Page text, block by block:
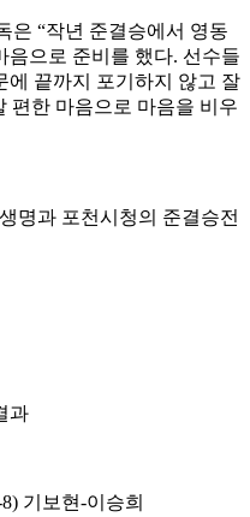
은 “작년 준결승에서 영동
음으로 준비를 했다. 선수들
에 끝까지 포기하지 않고 잘
편한 마음으로 마음을 비우
명과 포천시청의 준결승전
과
기보현-이승희